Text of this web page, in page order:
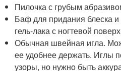
Пилочка с грубым
Баф для придания блеска
гель-лака с ногтевой
Обычная швейная игла.
ее удобнее держать. Иглы
узоры, но нужно быть